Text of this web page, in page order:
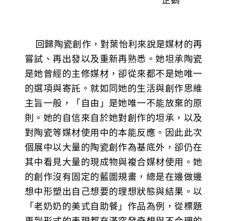
回歸陶瓷創作，對葉怡利來說是媒材的再
嘗試、再出發以及重新再熟悉。她坦承陶瓷
是她曾經的主修媒材，卻從來都不是她唯一
的選項與寄託。就如同她的生活與創作思維
主旨一般，「自由」是她唯一不能放棄的原
則。她的自信來自於她對創作的坦承，以及
對陶瓷等媒材使用中的本能反應。因此此次
個展中以大量的陶瓷創作為基底外，卻仍在
其中看見大量的現成物與複合媒材使用。她
的創作沒有固定的藍圖規畫，總是在邊做邊
想中形塑出自己想要的理想狀態與結果。以
「老奶奶的美式自助餐」作品為例，從標題